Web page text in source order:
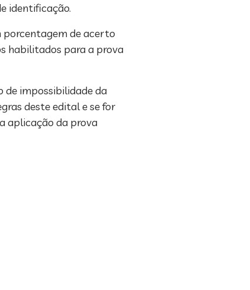
identificação.
porcentagem de acerto
habilitados para a prova
de impossibilidade da
deste edital e se for
aplicação da prova